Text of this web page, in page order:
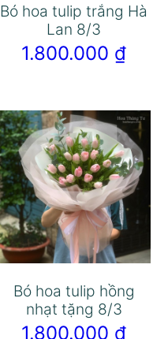
Bó hoa tulip trắng Hà
Lan 8/3
1.800.000 ₫
Bó hoa tulip hồng
nhạt tặng 8/3
1.800.000 ₫